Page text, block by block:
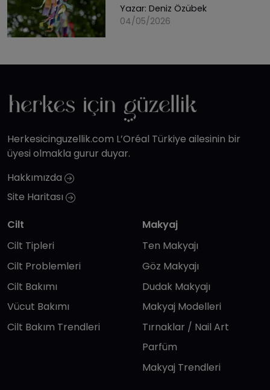
Yazar: Deniz Özübek
04/05/2026
Herkesicinguzellik.com L’Oréal Türkiye ailesinin bir
üyesi olmakla gurur duyar.
Hakkımızda
Site Haritası
Cilt
Cilt Tipleri
Cilt Problemleri
Cilt Bakımı
Vücut Bakımı
Cilt Bakım Trendleri
Makyaj
Ten Makyajı
Göz Makyajı
Dudak Makyajı
Makyaj Modelleri
Tırnaklar / Nail Art
Parfüm
Makyaj Trendleri